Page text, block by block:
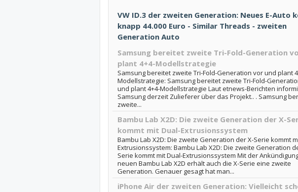
VW ID.3 der zweiten Generation: Neues E-Auto
knapp 44.000 Euro - Similar Threads - zweiten
Generation Auto
Samsung bereitet zweite Tri-Fold-Generation
plant 4+4-Modellstrategie
Samsung bereitet zweite Tri-Fold-Generation vor und plant
Modellstrategie: Samsung bereitet zweite Tri-Fold-
und plant 4+4-Modellstrategie Laut etnews-Berichten
Samsung derzeit Zulieferer über das Projekt.. . Samsung
zweite...
Bambu Lab X2D: Die zweite Generation der X-
kommt mit Dual-Extrusionssystem
Bambu Lab X2D: Die zweite Generation der X-Serie kommt
Extrusionssystem: Bambu Lab X2D: Die zweite Generation
Serie kommt mit Dual-Extrusionssystem Mit der
neuen Bambu Lab X2D erhält auch die X-Serie eine zweite
Generation. Genauer gesagt hat man...
iPhone Air der zweiten Generation: Vielleicht